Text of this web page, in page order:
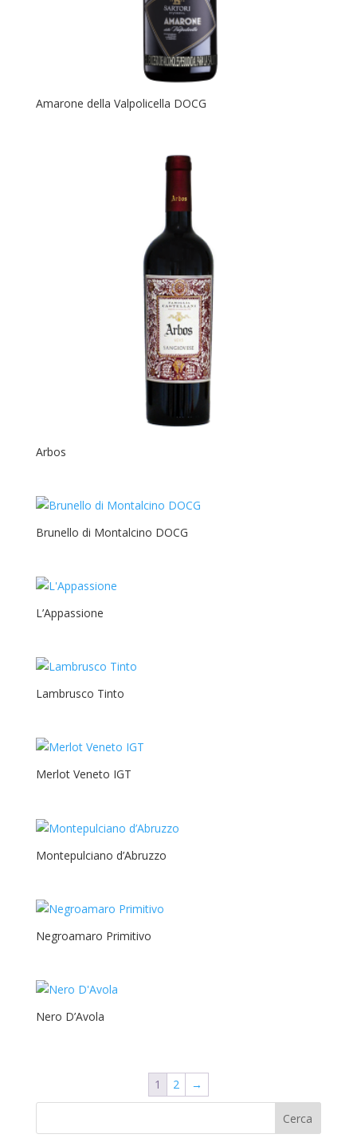
Amarone della Valpolicella DOCG
Arbos
Brunello di Montalcino DOCG
L’Appassione
Lambrusco Tinto
Merlot Veneto IGT
Montepulciano d’Abruzzo
Negroamaro Primitivo
Nero D’Avola
1 2 →
Cerca